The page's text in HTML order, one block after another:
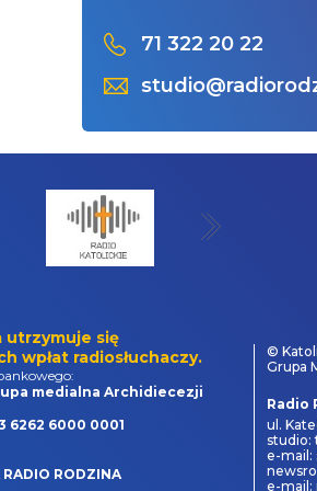
71 322 20 22
utrzymuje się
wpłat radiosłuchaczy.
medialna Archidiecezji
6262 6000 0001
RODZINA
©
Grupa
Radio
ul.
studio:
e-mail:
e-mail: